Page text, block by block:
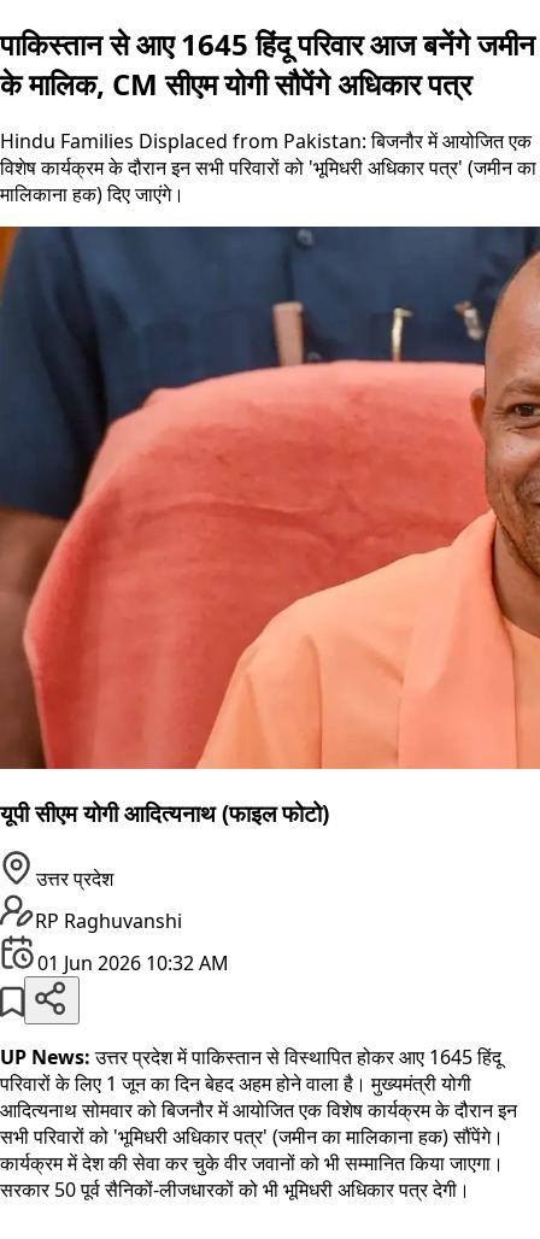
पाकिस्तान से आए 1645 हिंदू परिवार आज बनेंगे जमीन
के मालिक, CM सीएम योगी सौपेंगे अधिकार पत्र
Hindu Families Displaced from Pakistan: बिजनौर में आयोजित एक
विशेष कार्यक्रम के दौरान इन सभी परिवारों को 'भूमिधरी अधिकार पत्र' (जमीन का
मालिकाना हक) दिए जाएंगे।
यूपी सीएम योगी आदित्यनाथ (फाइल फोटो)
उत्तर प्रदेश
RP Raghuvanshi
01 Jun 2026 10:32 AM
UP News:उत्तर प्रदेश में पाकिस्तान से विस्थापित होकर आए 1645 हिंदू
परिवारों के लिए 1 जून का दिन बेहद अहम होने वाला है। मुख्यमंत्री योगी
आदित्यनाथ सोमवार को बिजनौर में आयोजित एक विशेष कार्यक्रम के दौरान इन
सभी परिवारों को 'भूमिधरी अधिकार पत्र' (जमीन का मालिकाना हक) सौंपेंगे।
कार्यक्रम में देश की सेवा कर चुके वीर जवानों को भी सम्मानित किया जाएगा।
सरकार 50 पूर्व सैनिकों-लीजधारकों को भी भूमिधरी अधिकार पत्र देगी।